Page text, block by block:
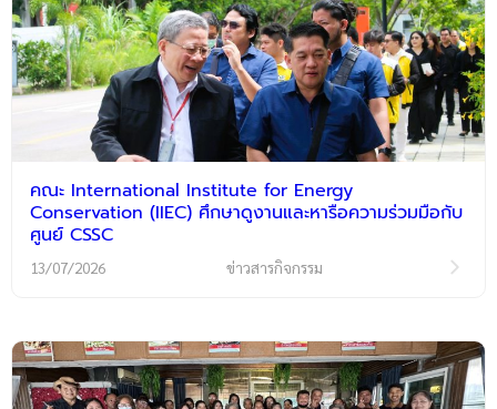
คณะ International Institute for Energy
Conservation (IIEC) ศึกษาดูงานและหารือความร่วมมือกับ
ศูนย์ CSSC
13/07/2026 ข่าวสารกิจกรรม